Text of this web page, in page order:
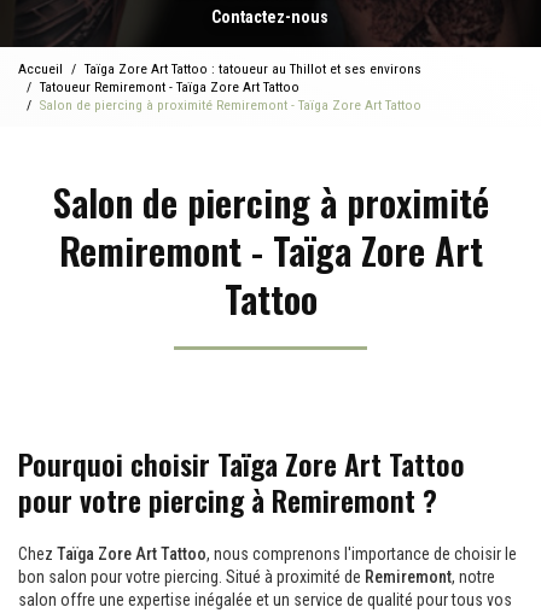
Contactez-nous
Accueil
Taïga Zore Art Tattoo : tatoueur au Thillot et ses environs
Tatoueur Remiremont - Taïga Zore Art Tattoo
Salon de piercing à proximité Remiremont - Taïga Zore Art Tattoo
Salon de piercing à proximité
Remiremont - Taïga Zore Art
Tattoo
Pourquoi choisir Taïga Zore Art Tattoo
pour votre piercing à Remiremont ?
Chez Taïga Zore Art Tattoo, nous comprenons l'importance de choisir le
bon salon pour votre piercing. Situé à proximité de Remiremont, notre
salon offre une expertise inégalée et un service de qualité pour tous vos